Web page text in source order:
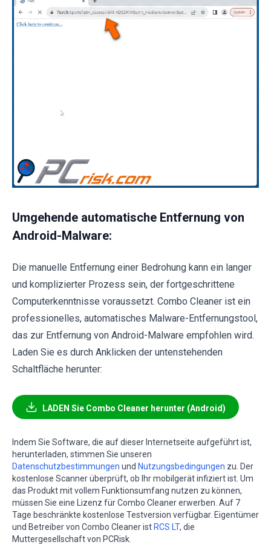
Umgehende automatische Entfernung von
Android-Malware:
Die manuelle Entfernung einer Bedrohung kann ein langer
und komplizierter Prozess sein, der fortgeschrittene
Computerkenntnisse voraussetzt. Combo Cleaner ist ein
professionelles, automatisches Malware-Entfernungstool,
das zur Entfernung von Android-Malware empfohlen wird.
Laden Sie es durch Anklicken der untenstehenden
Schaltfläche herunter:
LADEN Sie Combo Cleaner herunter (Android)
Indem Sie Software, die auf dieser Internetseite aufgeführt ist,
herunterladen, stimmen Sie unseren
Datenschutzbestimmungen und Nutzungsbedingungen zu. Der
kostenlose Scanner überprüft, ob Ihr mobilgerät infiziert ist. Um
das Produkt mit vollem Funktionsumfang nutzen zu können,
müssen Sie eine Lizenz für Combo Cleaner erwerben. Auf 7
Tage beschränkte kostenlose Testversion verfügbar. Eigentümer
und Betreiber von Combo Cleaner ist RCS LT, die
Muttergesellschaft von PCRisk.